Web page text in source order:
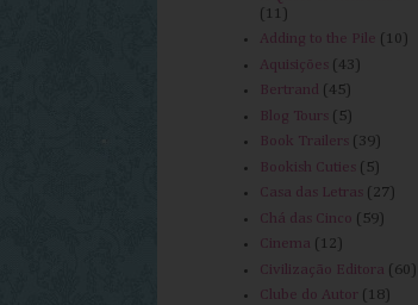
(11)
Adding to the Pile
(10)
Aquisições (43)
Bertrand
(45)
Blog Tours (5)
Book Trailers
(39)
Bookish Cuties (5)
Casa das Letras
(27)
Chá das Cinco (59)
Cinema
(12)
Civilização Editora (60)
Clube do Autor
(18)